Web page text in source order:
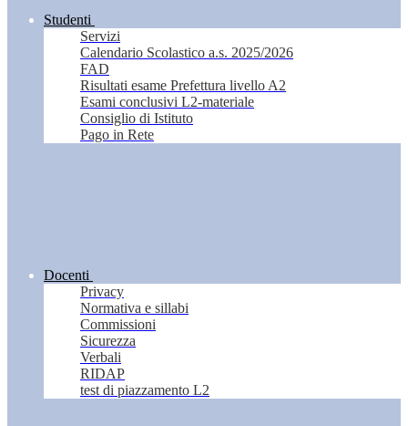
Studenti
Servizi
Calendario Scolastico a.s. 2025/2026
FAD
Risultati esame Prefettura livello A2
Esami conclusivi L2-materiale
Consiglio di Istituto
Pago in Rete
Docenti
Privacy
Normativa e sillabi
Commissioni
Sicurezza
Verbali
RIDAP
test di piazzamento L2